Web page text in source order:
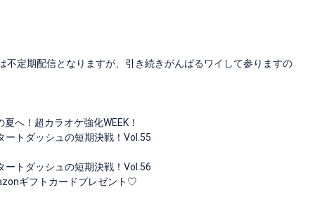
定期配信となりますが、引き続きがんばるワイして参りますの
へ！超カラオケ強化WEEK！
トダッシュの短期決戦！Vol.55
トダッシュの短期決戦！Vol.56
ギフトカードプレゼント♡